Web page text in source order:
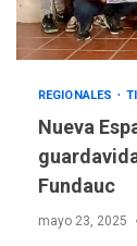
REGIONALES
Nueva
Fundauc
mayo 23, 2025